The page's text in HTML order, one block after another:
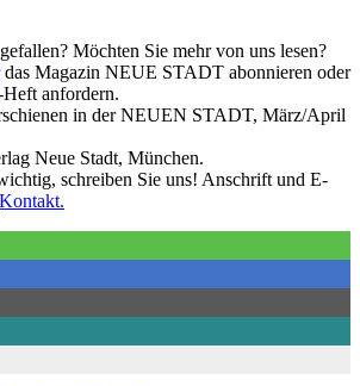
Möchten Sie mehr von uns lesen?
das Magazin NEUE STADT abonnieren oder
Heft anfordern.
in der NEUEN STADT, März/April
Neue Stadt, München.
schreiben Sie uns! Anschrift und E-
Kontakt.